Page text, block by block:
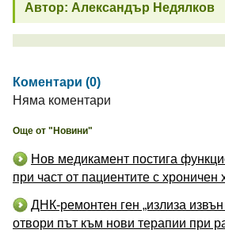
Автор: Александър Недялков
Коментари (0)
Няма коментари
Още от "Новини"
Нов медикамент постига
при част от пациентите с хроничен
ДНК-ремонтен ген „излиза
отвори път към нови терапии при